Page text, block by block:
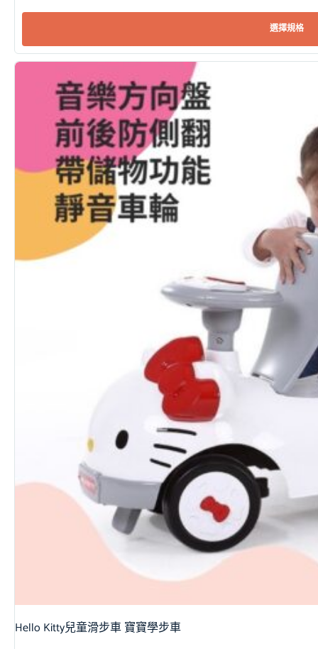
選擇規格
Hello Kitty兒童滑步車 寶寶學步車